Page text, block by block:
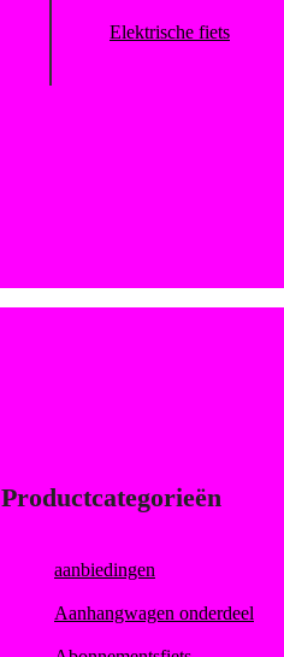
Elektrische fiets
Productcategorieën
aanbiedingen
Aanhangwagen onderdeel